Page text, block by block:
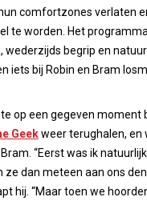
comfortzones verlaten
te worden. Het
wederzijds begrip en
iets bij Robin en Bram
op een gegeven moment
Geekweer terughalen, en
Bram. “Eerst was ik
ze dan meteen aan ons
hij. “Maar toen we